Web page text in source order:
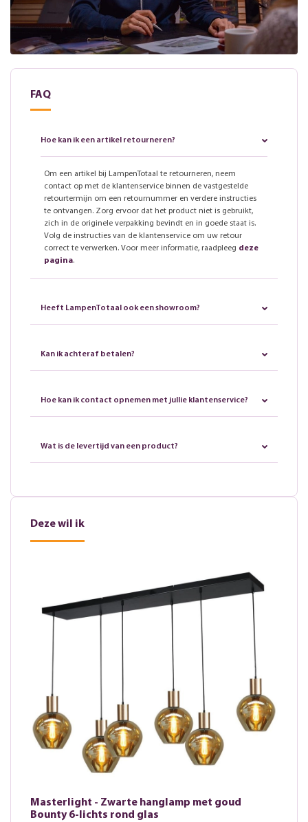
FAQ
Hoe kan ik een artikel retourneren?
Om een artikel bij LampenTotaal te retourneren, neem
contact op met de klantenservice binnen de vastgestelde
retourtermijn om een retournummer en verdere instructies
te ontvangen. Zorg ervoor dat het product niet is gebruikt,
zich in de originele verpakking bevindt en in goede staat is.
Volg de instructies van de klantenservice om uw retour
correct te verwerken. Voor meer informatie, raadpleeg deze
pagina.
Heeft LampenTotaal ook een showroom?
Kan ik achteraf betalen?
Hoe kan ik contact opnemen met jullie klantenservice?
Wat is de levertijd van een product?
Deze wil ik
Masterlight - Zwarte hanglamp met goud
Bounty 6-lichts rond glas